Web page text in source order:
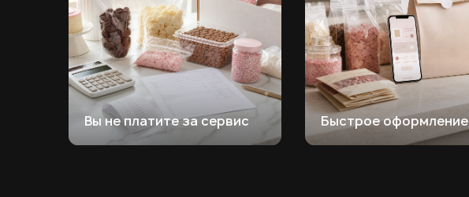
Вы не платите за сервис Быстрое оформление